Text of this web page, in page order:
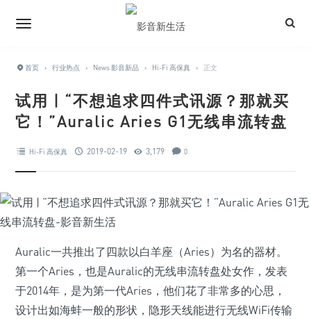
首页 › 行业热点 › News 影音新品 › Hi-Fi 高保真 › 正文
试用 | “不想追求四件式讯源？那就买
它！”Auralic Aries G1无线串流转盘
Hi-Fi 高保真 2019-02-19 3,179 0
Auralic一共推出了四款以白羊座（Aries）为名的器材。
第一个Aries，也是Auralic的无线串流转盘处女作，发表
于2014年，是为第一代Aries，他们花了非常多的心思，
设计出如海蚌一般的形状，隐形天线能进行无线WiFi传输